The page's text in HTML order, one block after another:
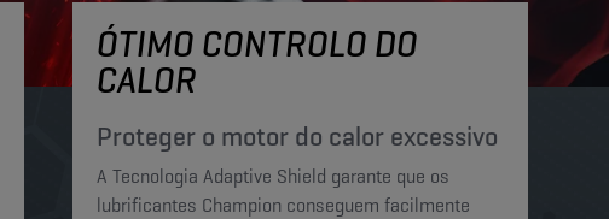
ÓTIMO CONTROLO DO
CALOR
Proteger o motor do calor excessivo​​
A Tecnologia Adaptive Shield garante que os
lubrificantes Champion conseguem facilmente